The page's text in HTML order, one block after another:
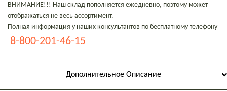
ВНИМАНИЕ!!! Наш склад пополняется ежедневно, поэтому может
отображаться не весь ассортимент.
Полная информация у наших консультантов по бесплатному телефону
8-800-201-46-15
Дополнительное Описание